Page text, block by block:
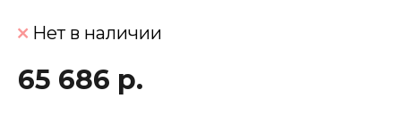
Нет в наличии
65 686 р.